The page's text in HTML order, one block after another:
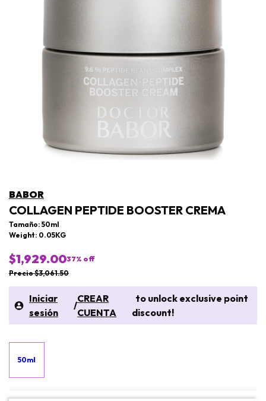
BABOR
COLLAGEN PEPTIDE BOOSTER CREMA
Tamaño: 50ml
Weight: 0.05KG
$1,929.0037% off
Precio $3,061.50
Iniciar
sesión
/
CREAR
CUENTA
to unlock exclusive point
discount!
50ml